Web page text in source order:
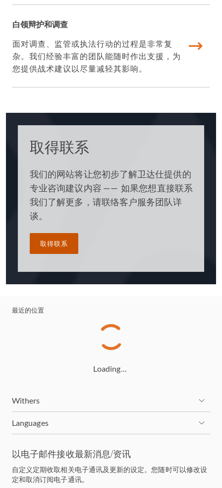
白领辩护和调查
面对调查、监管或执法行动的过程是非常复
杂。我们经验丰富的团队能随时作出支援，为
您提供战术建议以尽量减轻其影响。
取得联系
我们的网站将让您初步了解卫达仕提供的
专业咨询建议内容 —— 如果您想直接联系
我们了解更多，请联络客户服务团队详
谈。
取得联系
最近的位置
Loading…
Withers
Languages
以电子邮件接收最新消息/资讯
自定义定期收取相关电子通讯及更新的设定。您随时可以修改设
定和取消订阅电子通讯。